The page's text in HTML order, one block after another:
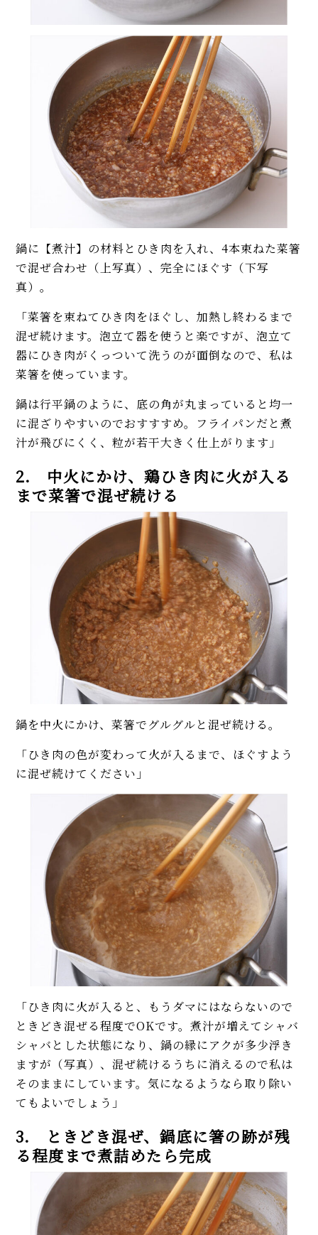
鍋に【煮汁】の材料とひき肉を入れ、4本束ねた菜箸
で混ぜ合わせ（上写真）、完全にほぐす（下写
真）。
「菜箸を束ねてひき肉をほぐし、加熱し終わるまで
混ぜ続けます。泡立て器を使うと楽ですが、泡立て
器にひき肉がくっついて洗うのが面倒なので、私は
菜箸を使っています。
鍋は行平鍋のように、底の角が丸まっていると均一
に混ざりやすいのでおすすすめ。フライパンだと煮
汁が飛びにくく、粒が若干大きく仕上がります」
2. 中火にかけ、鶏ひき肉に火が入る
まで菜箸で混ぜ続ける
鍋を中火にかけ、菜箸でグルグルと混ぜ続ける。
「ひき肉の色が変わって火が入るまで、ほぐすよう
に混ぜ続けてください」
「ひき肉に火が入ると、もうダマにはならないので
ときどき混ぜる程度でOKです。煮汁が増えてシャバ
シャバとした状態になり、鍋の縁にアクが多少浮き
ますが（写真）、混ぜ続けるうちに消えるので私は
そのままにしています。気になるようなら取り除い
てもよいでしょう」
3. ときどき混ぜ、鍋底に箸の跡が残
る程度まで煮詰めたら完成